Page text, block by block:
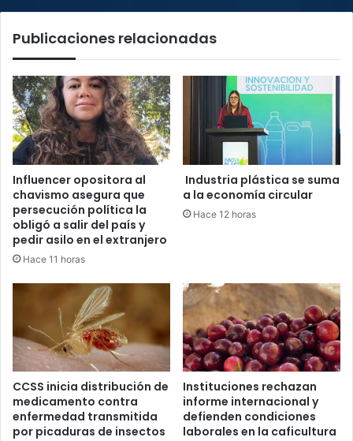
Publicaciones relacionadas
Influencer opositora al
chavismo asegura que
persecución política la
obligó a salir del país y
pedir asilo en el extranjero
Hace 11 horas
Industria plástica se suma
a la economía circular
Hace 12 horas
CCSS inicia distribución de
medicamento contra
enfermedad transmitida
por picaduras de insectos
Instituciones rechazan
informe internacional y
defienden condiciones
laborales en la caficultura